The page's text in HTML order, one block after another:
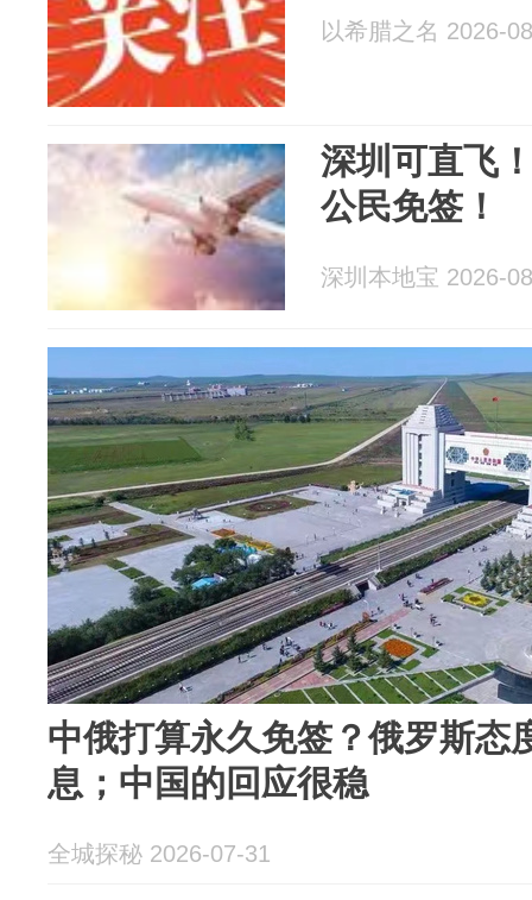
以希腊之名 2026-
深圳可直飞
公民免签！
深圳本地宝 2026-
中俄打算永久免签？俄罗斯态
息；中国的回应很稳
全城探秘 2026-07-31